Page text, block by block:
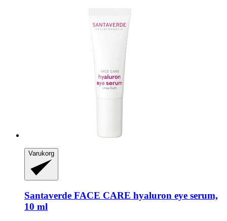
Varukorg
Santaverde FACE CARE hyaluron eye serum,
10 ml